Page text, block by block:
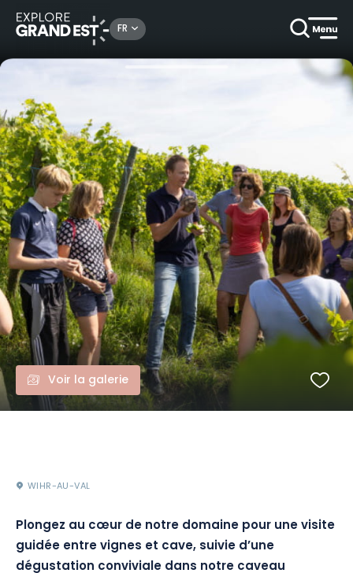
FR
Gastronomie & oenotourisme Visite et dégustation - De la vigne au verre !
Voir la galerie
WIHR-AU-VAL
Plongez au cœur de notre domaine pour une visite
guidée entre vignes et cave, suivie d’une
dégustation conviviale dans notre caveau